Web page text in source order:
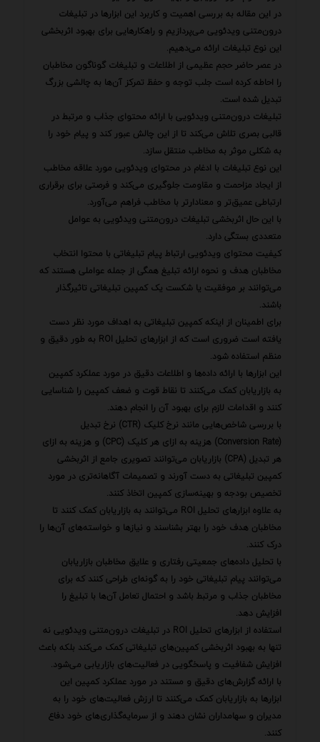
در این مقاله به بررسی اهمیت و کاربرد این ابزارها در تبلیغات
درون‌متنی ویدئویی می‌پردازیم و راهکارهایی برای بهبود اثربخشی
این نوع تبلیغات ارائه می‌دهیم.
در عصر حاضر حجم عظیمی از اطلاعات و تبلیغات گوناگون مخاطبان
را احاطه کرده است جلب توجه و حفظ تمرکز آن‌ها به چالشی بزرگ
تبدیل شده است.
تبلیغات درون‌متنی ویدئویی با ارائه محتوای جذاب و مرتبط در
قالبی بصری تلاش می‌کند تا از این چالش عبور کند و پیام خود را
به شکلی موثر به مخاطب منتقل سازد.
این نوع تبلیغات با ادغام در محتوای ویدئویی مورد علاقه مخاطب
از ایجاد مزاحمت و مقاومت جلوگیری می‌کند و فرصتی برای برقراری
ارتباطی عمیق‌تر و معنادارتر با مخاطب فراهم می‌آورد.
با این حال اثربخشی تبلیغات درون‌متنی ویدئویی به عوامل
متعددی بستگی دارد.
کیفیت محتوای ویدئویی ارتباط پیام تبلیغاتی با محتوا انتخاب
مخاطبان هدف و نحوه ارائه تبلیغ همگی از جمله عواملی هستند که
می‌توانند بر موفقیت یا شکست یک کمپین تبلیغاتی تاثیرگذار
باشند.
برای اطمینان از اینکه کمپین تبلیغاتی به اهداف مورد نظر دست
یافته است ضروری است که از ابزارهای تحلیل ROI به طور دقیق و
منظم استفاده شود.
این ابزارها با ارائه داده‌ها و اطلاعات دقیق در مورد عملکرد کمپین
به بازاریابان کمک می‌کنند تا نقاط قوت و ضعف کمپین را شناسایی
کنند و اقدامات لازم برای بهبود آن را انجام دهند.
با بررسی شاخص‌هایی مانند نرخ کلیک (CTR) نرخ تبدیل
(Conversion Rate) هزینه به ازای هر کلیک (CPC) و هزینه به ازای
هر تبدیل (CPA) بازاریابان می‌توانند تصویری جامع از اثربخشی
کمپین تبلیغاتی به دست آورند و تصمیمات آگاهانه‌تری در مورد
تخصیص بودجه و بهینه‌سازی کمپین اتخاذ کنند.
به علاوه ابزارهای تحلیل ROI می‌توانند به بازاریابان کمک کنند تا
مخاطبان هدف خود را بهتر بشناسند و نیازها و خواسته‌های آن‌ها را
درک کنند.
با تحلیل داده‌های جمعیتی رفتاری و علایق مخاطبان بازاریابان
می‌توانند پیام تبلیغاتی خود را به گونه‌ای طراحی کنند که برای
مخاطبان جذاب و مرتبط باشد و احتمال تعامل آن‌ها با تبلیغ را
افزایش دهد.
استفاده از ابزارهای تحلیل ROI در تبلیغات درون‌متنی ویدئویی نه
تنها به بهبود اثربخشی کمپین‌های تبلیغاتی کمک می‌کند بلکه باعث
افزایش شفافیت و پاسخگویی در فعالیت‌های بازاریابی می‌شود.
با ارائه گزارش‌های دقیق و مستند در مورد عملکرد کمپین این
ابزارها به بازاریابان کمک می‌کنند تا ارزش فعالیت‌های خود را به
مدیران و سهامداران نشان دهند و از سرمایه‌گذاری‌های خود دفاع
کنند.